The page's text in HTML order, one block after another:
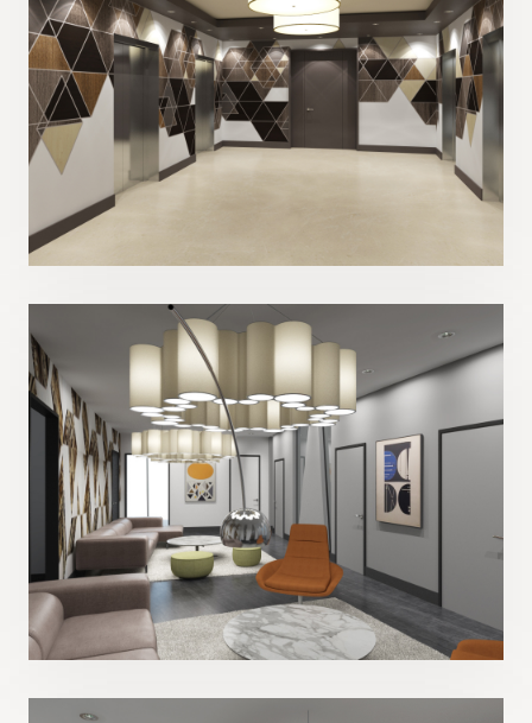
© 2026 LADIF STUDIO. ВСЕ ПРАВА ЗАЩИЩЕНЫ.
ПОЛИТИКА КОНФИДЕНЦИАЛЬНОСТИ